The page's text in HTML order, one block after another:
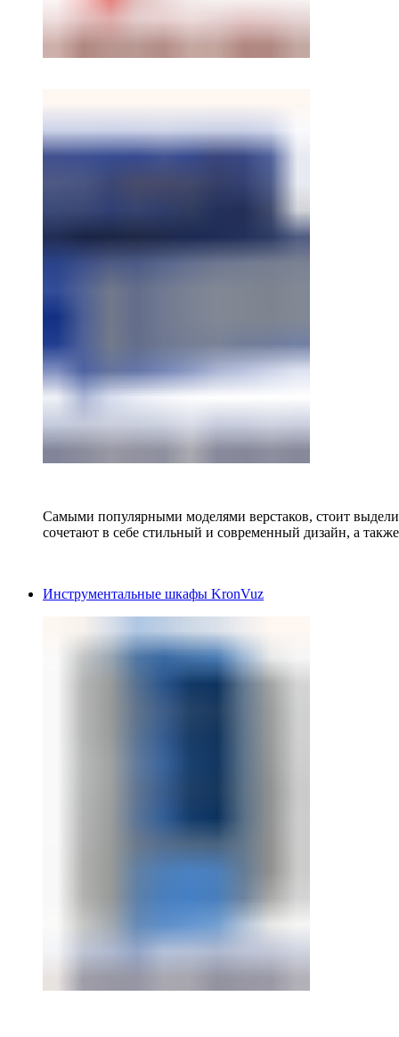
Самыми популярными моделями верстаков, стоит
сочетают в себе стильный и современный дизайн, а
Инструментальные шкафы KronVuz